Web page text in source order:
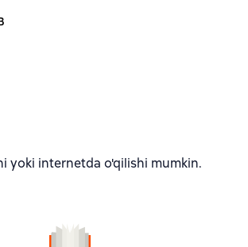
yoki internetda o'qilishi mumkin.